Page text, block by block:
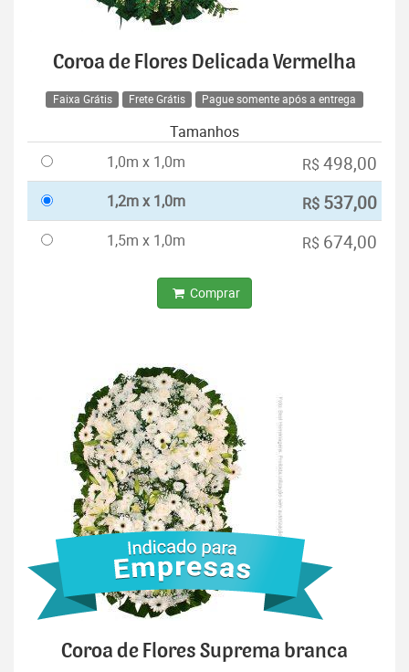
Coroa de Flores Delicada Vermelha
Faixa Grátis Frete Grátis Pague somente após a entrega
Tamanhos
1,0m x 1,0m
R$ 498,00
1,2m x 1,0m R$ 537,00
1,5m x 1,0m R$ 674,00
Comprar
Coroa de Flores Suprema branca